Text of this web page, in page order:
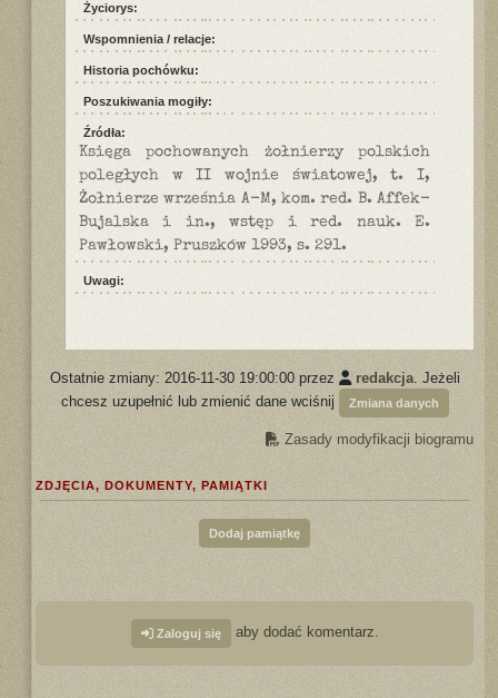
Życiorys:
Wspomnienia / relacje:
Historia pochówku:
Poszukiwania mogiły:
Źródła:
Księga pochowanych żołnierzy polskich
poległych w II wojnie światowej, t. I,
Żołnierze września A-M, kom. red. B. Affek-
Bujalska i in., wstęp i red. nauk. E.
Pawłowski, Pruszków 1993, s. 291.
Uwagi:
Ostatnie zmiany: 2016-11-30 19:00:00 przez redakcja. Jeżeli
chcesz uzupełnić lub zmienić dane wciśnij
Zmiana danych
Zasady modyfikacji biogramu
ZDJĘCIA, DOKUMENTY, PAMIĄTKI
Dodaj pamiątkę
Zaloguj się aby dodać komentarz.